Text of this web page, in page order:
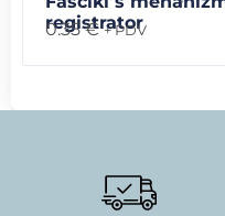
registrator
0.35€ + PDV